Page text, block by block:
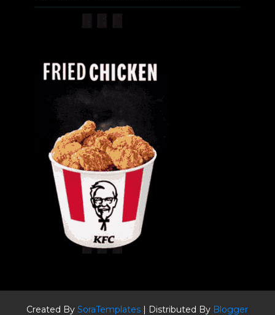
Created BySoraTemplates | Distributed By Blogger